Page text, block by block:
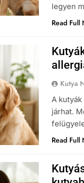
legyen
Read Full
Kutya
A
járhat.
Read Full
KUTYA NEVEK
A kutyák és a
építsünk fel egy
kutyánknak?